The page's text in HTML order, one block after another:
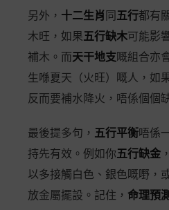
另外， 十二生肖 同 五行都有
木旺，如果五行缺木可能影
補木。而天干地支嘅組合亦
生喺夏天（火旺）嘅人，如
反而要補水降火，唔係個個
最後提多句， 五行平衡唔係
持先有效。例如你五行缺金
以多接觸白色、銀色嘅嘢，
放金屬擺設。記住， 命理預測